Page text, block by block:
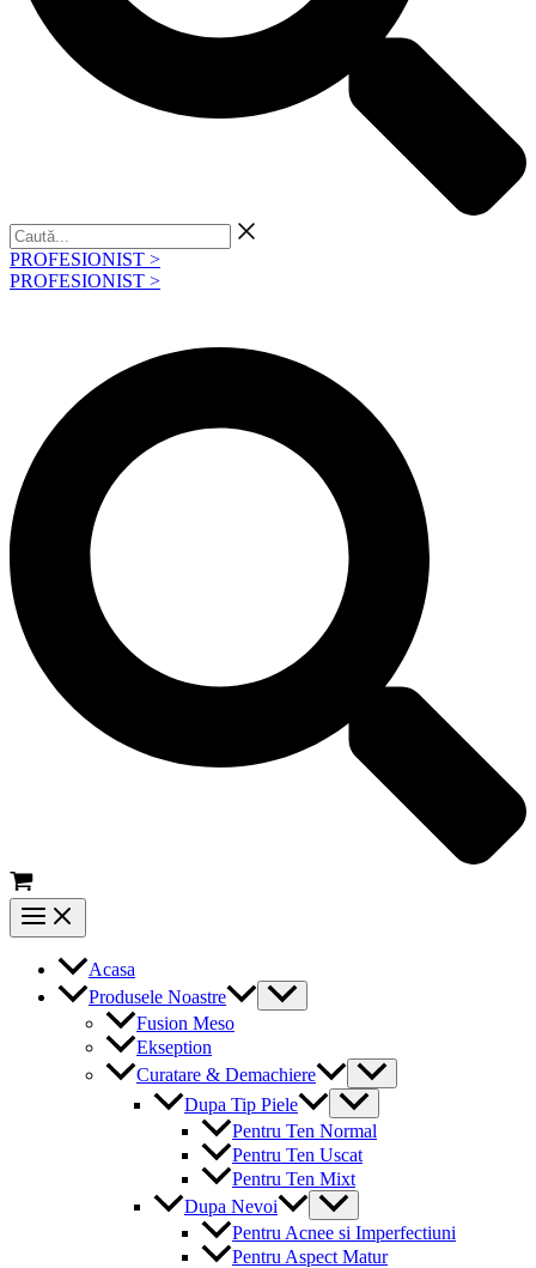
Caută...
PROFESIONIST >
PROFESIONIST >
Main
Menu
Acasa
Produsele Noastre
Menu
Toggle
Fusion Meso
Ekseption
Curatare & Demachiere
Menu
Toggle
Dupa Tip Piele
Menu
Toggle
Pentru Ten Normal
Pentru Ten Uscat
Pentru Ten Mixt
Dupa Nevoi
Menu
Toggle
Pentru Acnee si Imperfectiuni
Pentru Aspect Matur